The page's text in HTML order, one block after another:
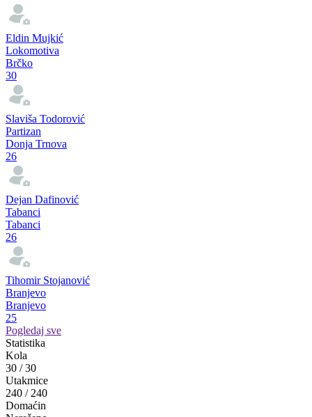
Regionalne lige
pre godinu dana
Radovan Jokanović – nevjerovatni vezista koji je sa 48 golova
predvodio FK Majevica do šampionske titule!
Pogledaj više
Strelci
Radovan Jokanović
Majevica
Lopare
40
Eldin Mujkić
Lokomotiva
Brčko
30
Slaviša Todorović
Partizan
Donja Trnova
26